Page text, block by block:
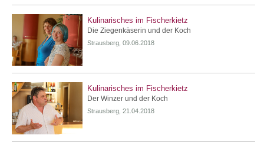
Kulinarisches im Fischerkietz
Die Ziegenkäserin und der Koch
Strausberg, 09.06.2018
Kulinarisches im Fischerkietz
Der Winzer und der Koch
Strausberg, 21.04.2018